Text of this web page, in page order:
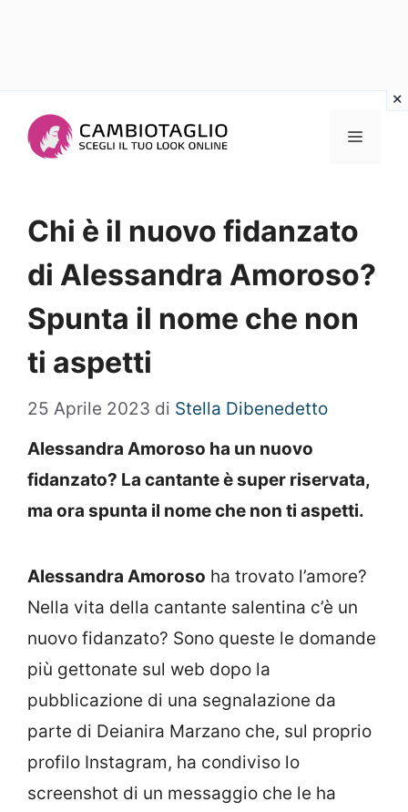
Menu
Chi è il nuovo fidanzato
di Alessandra Amoroso?
Spunta il nome che non
ti aspetti
25 Aprile 2023 di Stella Dibenedetto
Alessandra Amoroso ha un nuovo
fidanzato? La cantante è super riservata,
ma ora spunta il nome che non ti aspetti.
Alessandra Amoroso ha trovato l’amore?
Nella vita della cantante salentina c’è un
nuovo fidanzato? Sono queste le domande
più gettonate sul web dopo la
pubblicazione di una segnalazione da
parte di Deianira Marzano che, sul proprio
profilo Instagram, ha condiviso lo
screenshot di un messaggio che le ha